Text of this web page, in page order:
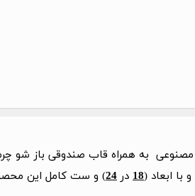
به همراه قاب صندوقی باز شو
با ابعاد (18 در 24) و ست کامل این